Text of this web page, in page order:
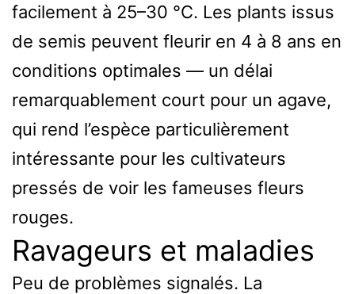
facilement à 25–30 °C. Les plants issus
de semis peuvent fleurir en 4 à 8 ans en
conditions optimales — un délai
remarquablement court pour un agave,
qui rend l’espèce particulièrement
intéressante pour les cultivateurs
pressés de voir les fameuses fleurs
rouges.
Ravageurs et maladies
Peu de problèmes signalés. La